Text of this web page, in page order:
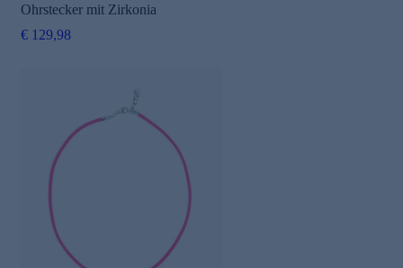
Ohrstecker mit Zirkonia
€ 129,98